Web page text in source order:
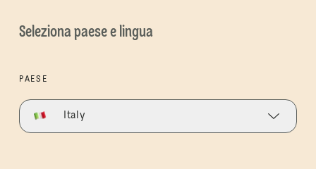
Seleziona paese e lingua
PAESE
Italy